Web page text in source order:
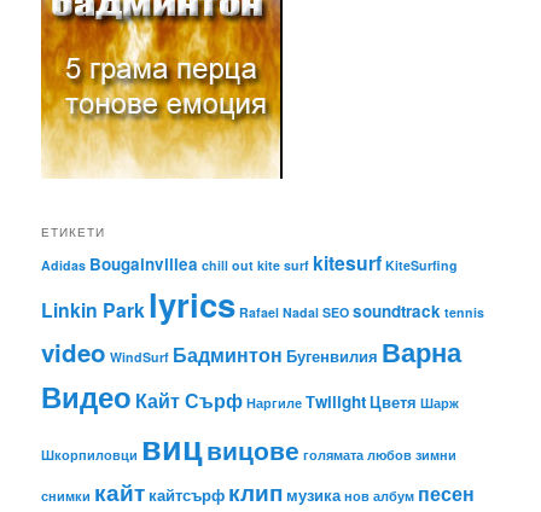
ЕТИКЕТИ
Adidas Bougainvillea chill out kite surf kitesurf KiteSurfing
Linkin Parklyrics Rafael Nadal SEO soundtrack tennis
video WindSurf Бадминтон Бугенвилия Варна
Видео Кайт Сърф Наргиле ТwilightЦветя Шарж
Шкорпиловци вицвицове голямата любов зимни
снимки кайт кайтсърф клип музика нов албум песен